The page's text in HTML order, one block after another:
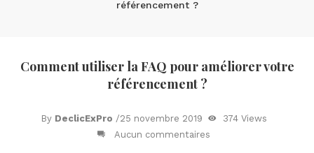
référencement ?
Comment utiliser la FAQ pour améliorer votre
référencement ?
By DeclicExPro /25 novembre 2019
374 Views
Aucun commentaires